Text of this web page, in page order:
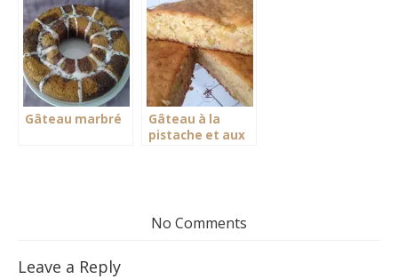
Gâteau marbré
Gâteau à la
pistache et aux
No Comments
Leave a Reply